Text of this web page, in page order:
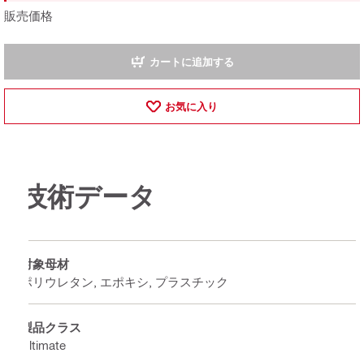
販売価格
カートに追加する
お気に入り
技術データ
対象母材
ポリウレタン, エポキシ, プラスチック
製品クラス
Ultimate